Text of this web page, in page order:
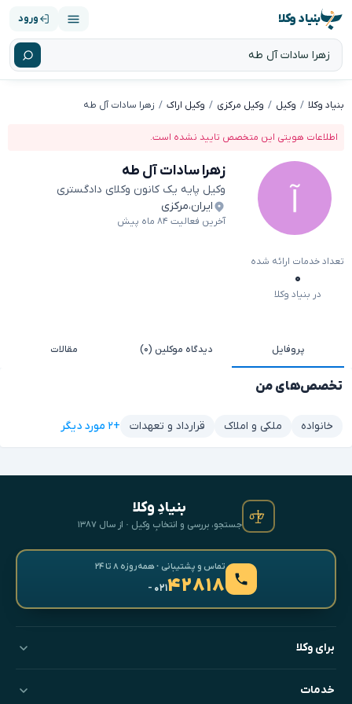
بنیاد وکلا ورود
بنیاد وکلا وکیل وکیل مرکزی وکیل اراک زهرا سادات آل طه
اطلاعات هویتی این متخصص تایید نشده است.
زهرا سادات آل طه
وکیل پایه یک کانون وکلای دادگستری
ایران،مرکزی
آخرین فعالیت ۸۴ ماه پیش
تعداد خدمات ارائه شده
۰
در بنیاد وکلا
پروفایل دیدگاه موکلین (۰) مقالات
تخصص‌های من
خانواده ملکی و املاک قرارداد و تعهدات +۲ مورد دیگر
بنیادِ وکلا
جستجو، بررسی و انتخابِ وکیل · از سال ۱۳۸۷
تماس و پشتیبانی · همه‌روزه ۸ تا ۲۴
۴۲۸۱۸- ۰۲۱
برای وکلا
خدمات